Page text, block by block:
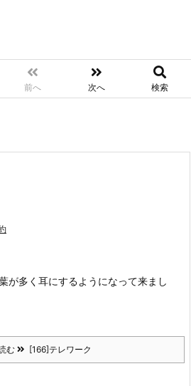
前へ 次へ 検索
が多く耳にするようになって来まし
む [166]テレワーク